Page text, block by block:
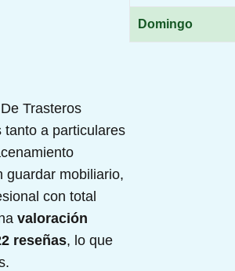
Trasteros
tanto a particulares
guardar mobiliario,
con total
valoración
reseñas, lo que
Domingo